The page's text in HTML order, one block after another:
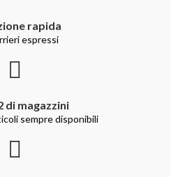
rapida
espressi
di magazzini
sempre disponibili